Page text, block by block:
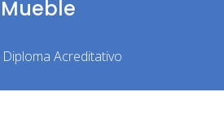
Diploma Acreditativo